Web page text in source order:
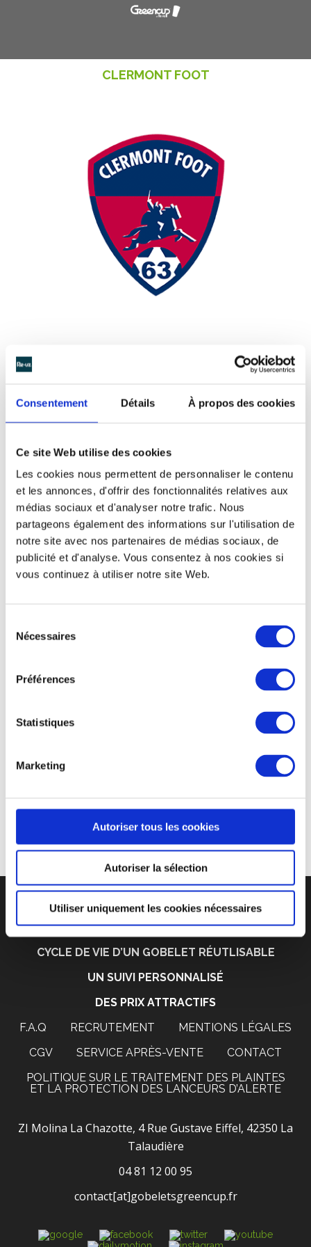
Consentement Détails À propos des cookies
Ce site Web utilise des cookies
Les cookies nous permettent de personnaliser le contenu
et les annonces, d'offrir des fonctionnalités relatives aux
médias sociaux et d'analyser notre trafic. Nous
partageons également des informations sur l'utilisation de
notre site avec nos partenaires de médias sociaux, de
publicité et d'analyse. Vous consentez à nos cookies si
vous continuez à utiliser notre site Web.
Nécessaires
Préférences
Statistiques
Marketing
Autoriser tous les cookies
Autoriser la sélection
Utiliser uniquement les cookies nécessaires
CLERMONT FOOT
Pour un stade propre avec les
présents lors des rencontres footballistiques au
développement durable, Clermont foot commande
Ces gobelets sont personnalisés en quadrichromie,
Lors des matchs, le stade Gabriel-Montpied est laissé
propre afin de respecter l’environnement et de
sensibiliser les supporters à une consommation
responsable. Le
Greencup
propre.
CYCLE DE VIE D’UN GOBELET RÉUTLISABLE
UN SUIVI PERSONNALISÉ
DES PRIX ATTRACTIFS
F.A.Q
RECRUTEMENT
MENTIONS LÉGALES
CGV
SERVICE APRÈS-VENTE
CONTACT
POLITIQUE SUR LE TRAITEMENT DES PLAINTES
ET LA PROTECTION DES LANCEURS D’ALERTE
ZI Molina La Chazotte, 4 Rue Gustave Eiffel, 42350 La
Talaudière
04 81 12 00 95
contact[at]gobeletsgreencup.fr